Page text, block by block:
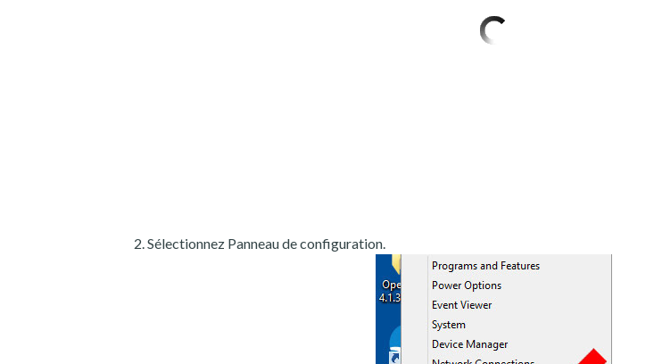
Sélectionnez Panneau de configuration.